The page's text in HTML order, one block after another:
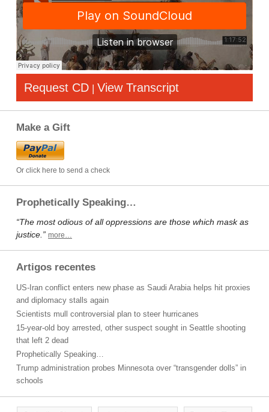
Request CD | View Transcript
Make a Gift
Or click here to send a check
Prophetically Speaking…
“The most odious of all oppressions are those which mask as
justice.” more…
Artigos recentes
US-Iran conflict enters new phase as Saudi Arabia helps hit proxies
and diplomacy stalls again
Scientists mull controversial plan to steer hurricanes
15-year-old boy arrested, other suspect sought in Seattle shooting
that left 2 dead
Prophetically Speaking…
Trump administration probes Minnesota over “transgender dolls” in
schools